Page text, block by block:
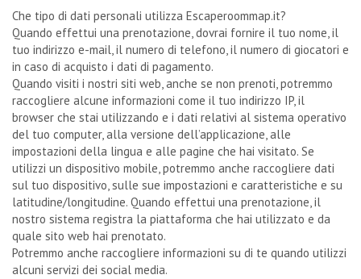
Che tipo di dati personali utilizza Escaperoommap.it?
Quando effettui una prenotazione, dovrai fornire il tuo nome, il
tuo indirizzo e-mail, il numero di telefono, il numero di giocatori e
in caso di acquisto i dati di pagamento.
Quando visiti i nostri siti web, anche se non prenoti, potremmo
raccogliere alcune informazioni come il tuo indirizzo IP, il
browser che stai utilizzando e i dati relativi al sistema operativo
del tuo computer, alla versione dell’applicazione, alle
impostazioni della lingua e alle pagine che hai visitato. Se
utilizzi un dispositivo mobile, potremmo anche raccogliere dati
sul tuo dispositivo, sulle sue impostazioni e caratteristiche e su
latitudine/longitudine. Quando effettui una prenotazione, il
nostro sistema registra la piattaforma che hai utilizzato e da
quale sito web hai prenotato.
Potremmo anche raccogliere informazioni su di te quando utilizzi
alcuni servizi dei social media.